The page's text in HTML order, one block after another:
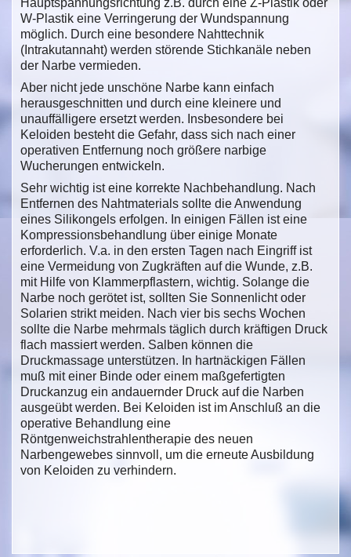
W-Plastik eine Verringerung der Wundspannung
möglich. Durch eine besondere Nahttechnik
(Intrakutannaht) werden störende Stichkanäle neben
der Narbe vermieden.
Aber nicht jede unschöne Narbe kann einfach
herausgeschnitten und durch eine kleinere und
unauffälligere ersetzt werden. Insbesondere bei
Keloiden besteht die Gefahr, dass sich nach einer
operativen Entfernung noch größere narbige
Wucherungen entwickeln.
Sehr wichtig ist eine korrekte Nachbehandlung. Nach
Entfernen des Nahtmaterials sollte die Anwendung
eines Silikongels erfolgen. In einigen Fällen ist eine
Kompressionsbehandlung über einige Monate
erforderlich. V.a. in den ersten Tagen nach Eingriff ist
eine Vermeidung von Zugkräften auf die Wunde, z.B.
mit Hilfe von Klammerpflastern, wichtig. Solange die
Narbe noch gerötet ist, sollten Sie Sonnenlicht oder
Solarien strikt meiden. Nach vier bis sechs Wochen
sollte die Narbe mehrmals täglich durch kräftigen Druck
flach massiert werden. Salben können die
Druckmassage unterstützen. In hartnäckigen Fällen
muß mit einer Binde oder einem maßgefertigten
Druckanzug ein andauernder Druck auf die Narben
ausgeübt werden. Bei Keloiden ist im Anschluß an die
operative Behandlung eine
Röntgenweichstrahlentherapie des neuen
Narbengewebes sinnvoll, um die erneute Ausbildung
von Keloiden zu verhindern.